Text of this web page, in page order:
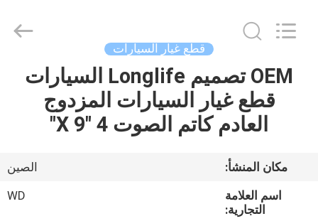
المنزل
منتجات
معلومات
TRADE
CO.,LTD.
قطع غيار السيارات
OEM تصميم Longlife السيارات
قطع غيار السيارات المزدوج
العادم كاتم الصوت 4 "X 9"
مكان المنشأ:
الصين
اسم العلامة
التجارية:
WD